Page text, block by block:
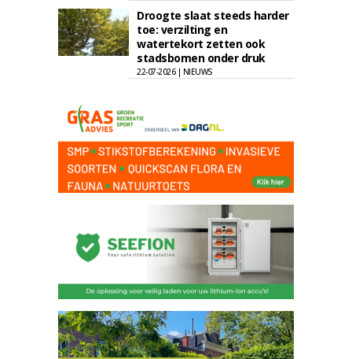
Droogte slaat steeds harder
toe: verzilting en
watertekort zetten ook
stadsbomen onder druk
22-07-2026 | NIEUWS